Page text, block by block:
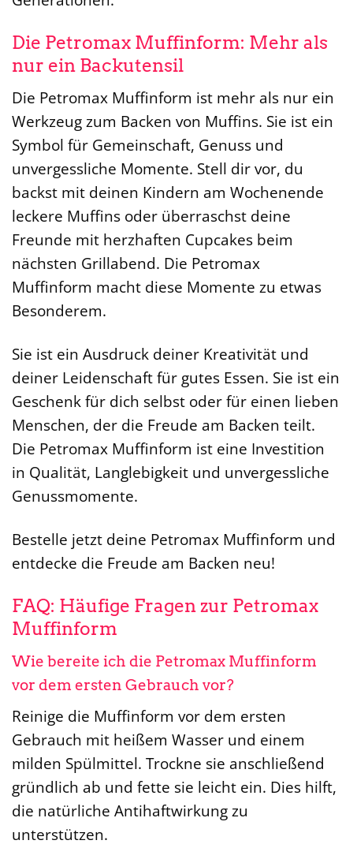
Die Petromax Muffinform: Mehr als
nur ein Backutensil
Die Petromax Muffinform ist mehr als nur ein
Werkzeug zum Backen von Muffins. Sie ist ein
Symbol für Gemeinschaft, Genuss und
unvergessliche Momente. Stell dir vor, du
backst mit deinen Kindern am Wochenende
leckere Muffins oder überraschst deine
Freunde mit herzhaften Cupcakes beim
nächsten Grillabend. Die Petromax
Muffinform macht diese Momente zu etwas
Besonderem.
Sie ist ein Ausdruck deiner Kreativität und
deiner Leidenschaft für gutes Essen. Sie ist ein
Geschenk für dich selbst oder für einen lieben
Menschen, der die Freude am Backen teilt.
Die Petromax Muffinform ist eine Investition
in Qualität, Langlebigkeit und unvergessliche
Genussmomente.
Bestelle jetzt deine Petromax Muffinform und
entdecke die Freude am Backen neu!
FAQ: Häufige Fragen zur Petromax
Muffinform
Wie bereite ich die Petromax Muffinform
vor dem ersten Gebrauch vor?
Reinige die Muffinform vor dem ersten
Gebrauch mit heißem Wasser und einem
milden Spülmittel. Trockne sie anschließend
gründlich ab und fette sie leicht ein. Dies hilft,
die natürliche Antihaftwirkung zu
unterstützen.